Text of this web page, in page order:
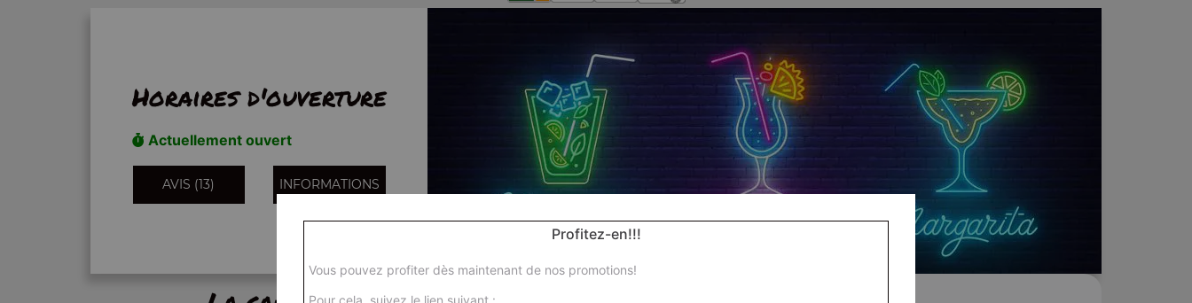
Horaires d'ouverture
Actuellement ouvert
AVIS (13) INFORMATIONS
Profitez-en!!!
Vous pouvez profiter dès maintenant de nos promotions!
Pour cela, suivez le lien suivant :